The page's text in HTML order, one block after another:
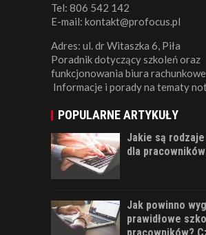
Tel: 806 542 142
E-mail: kontakt@profocus.pl
Adres: ul. dr Witaszka 6, Piła
Poradnik dotyczący szkoleń oraz
funkcjonowania biura
Informacje i porady na tematy
POPULARNE ARTYKUŁY
Jakie są
dla
Jak powinno
prawidłowe